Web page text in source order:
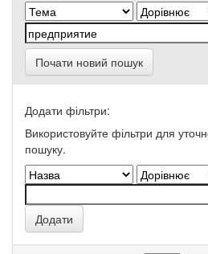
Почати новий пошук
Додати фільтри:
Використовуйте фільтри для
пошуку.